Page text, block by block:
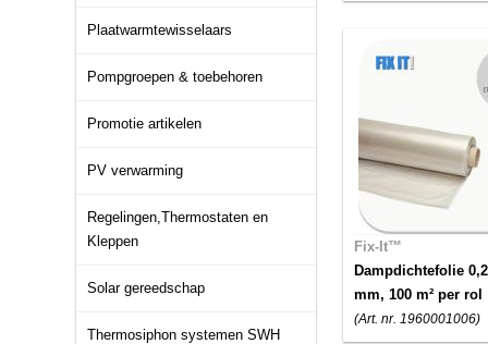
Plaatwarmtewisselaars
Pompgroepen & toebehoren
Promotie artikelen
PV verwarming
Regelingen,Thermostaten en
Kleppen
Solar gereedschap
Thermosiphon systemen SWH
Fix-It™
Dampdichtefolie 0,2
mm, 100 m² per rol
(Art. nr. 1960001006)